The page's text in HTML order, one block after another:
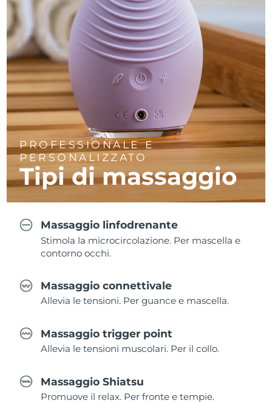
PROFESSIONALE E
PERSONALIZZATO
Tipi di massaggio
Massaggio linfodrenante
Stimola la microcircolazione. Per mascella e
contorno occhi.
Massaggio connettivale
Allevia le tensioni. Per guance e mascella.
Massaggio trigger point
Allevia le tensioni muscolari. Per il collo.
Massaggio Shiatsu
Promuove il relax. Per fronte e tempie.